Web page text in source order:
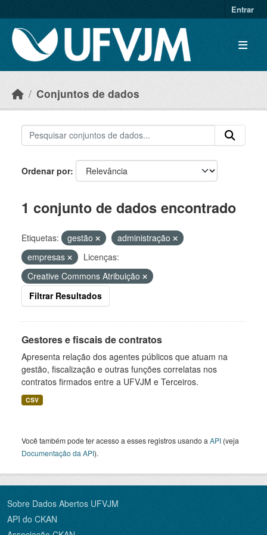
Entrar
Conjuntos de dados
Ordenar por
1 conjunto de dados encontrado
Etiquetas: gestão
administração
empresas
Licenças:
Creative Commons Atribuição
Filtrar Resultados
Gestores e fiscais de contratos
Apresenta relação dos agentes públicos que atuam na
gestão, fiscalização e outras funções correlatas nos
contratos firmados entre a UFVJM e Terceiros.
CSV
Você também pode ter acesso a esses registros usando a API (veja
Documentação da API).
Sobre Dados Abertos UFVJM
API do CKAN